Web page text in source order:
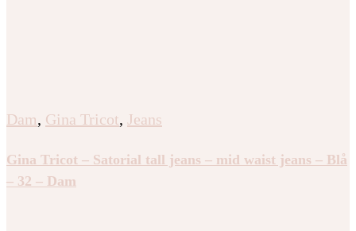
Dam, Gina Tricot, Jeans
Gina Tricot – Satorial tall jeans – mid waist jeans – Blå
– 32 – Dam